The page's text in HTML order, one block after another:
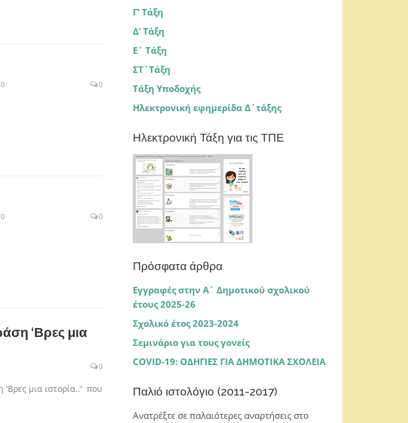
0
0
‘Βρες μια
0
'Βρες μια ιστορία..' που
Γ’ Τάξη
Δ’ Τάξη
Ε΄ Τάξη
ΣΤ΄Τάξη
Τάξη Υποδοχής
Ηλεκτρονική εφημερίδα Δ΄τάξης
Ηλεκτρονική Τάξη για τις ΤΠΕ
Πρόσφατα άρθρα
Εγγραφές στην Α΄ Δημοτικού σχολικού
έτους 2025-26
Σχολικό έτος 2023-2024
Σεμινάριο για τους γονείς
COVID-19: ΟΔΗΓΙΕΣ ΓΙΑ ΔΗΜΟΤΙΚΑ ΣΧΟΛΕΙΑ
Παλιό ιστολόγιο (2011-2017)
Ανατρέξτε σε παλαιότερες αναρτήσεις στο